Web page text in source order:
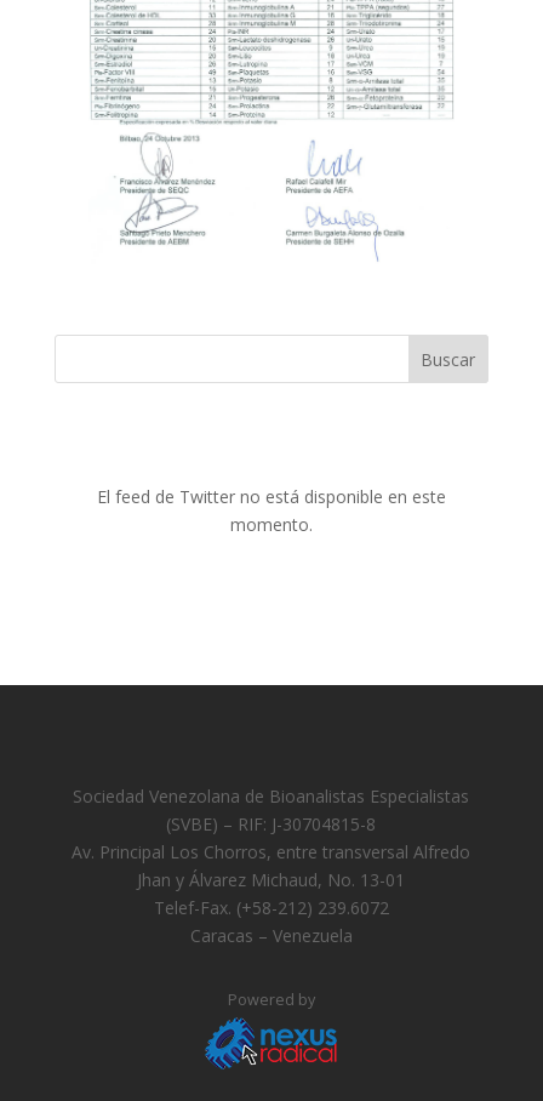
Buscar
El feed de Twitter no está disponible en este
momento.
Sociedad Venezolana de Bioanalistas Especialistas
(SVBE) – RIF: J-30704815-8
Av. Principal Los Chorros, entre transversal Alfredo
Jhan y Álvarez Michaud, No. 13-01
Telef-Fax. (+58-212) 239.6072
Caracas – Venezuela
Powered by